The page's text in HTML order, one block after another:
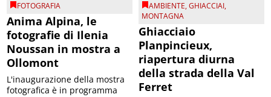
FOTOGRAFIA
Anima Alpina, le
fotografie di Ilenia
Noussan in mostra a
Ollomont
L'inaugurazione della mostra
fotografica è in programma
AMBIENTE,GHIACCIAI,
MONTAGNA
Ghiacciaio
Planpincieux,
riapertura diurna
della strada della Val
Ferret